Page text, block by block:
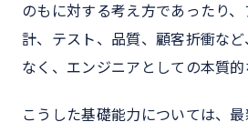
のもに対する考え方であったり
計、テスト、品質、顧客折衝な
なく、エンジニアとしての本質的
こうした基礎能力については、